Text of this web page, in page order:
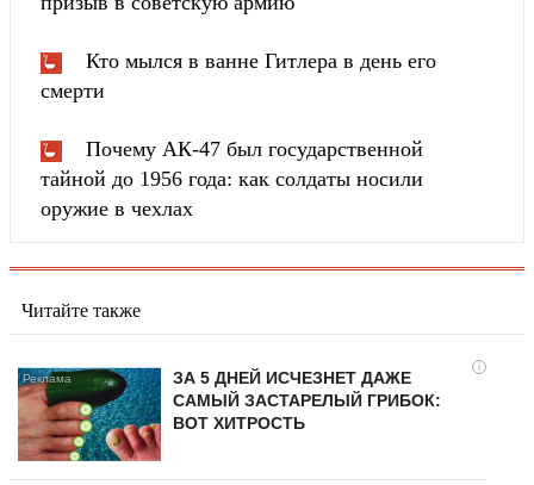
Кто мылся в ванне Гитлера в день его
смерти
Почему АК-47 был государственной
тайной до 1956 года: как солдаты носили
оружие в чехлах
Читайте также
i
ЗА 5 ДНЕЙ ИСЧЕЗНЕТ ДАЖЕ
САМЫЙ ЗАСТАРЕЛЫЙ ГРИБОК:
ВОТ ХИТРОСТЬ